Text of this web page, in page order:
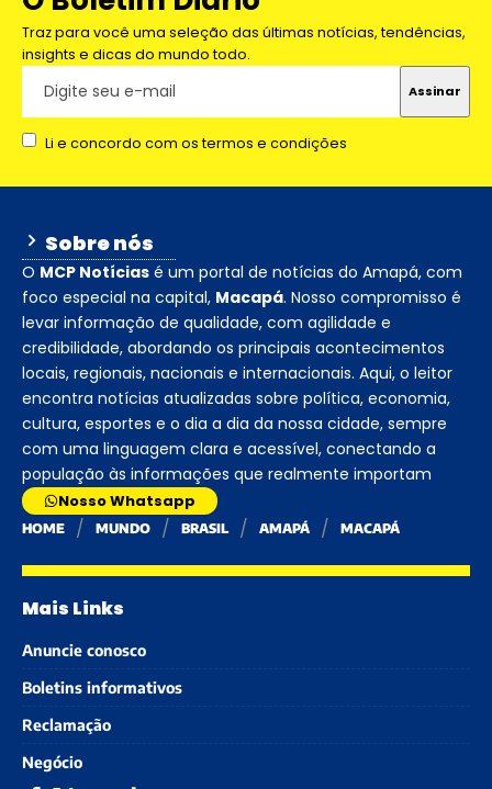
Traz para você uma seleção das últimas notícias, tendências,
insights e dicas do mundo todo.
Li e concordo com os termos e condições
Sobre nós
O MCP Notícias é um portal de notícias do Amapá, com
foco especial na capital, Macapá. Nosso compromisso é
levar informação de qualidade, com agilidade e
credibilidade, abordando os principais acontecimentos
locais, regionais, nacionais e internacionais. Aqui, o leitor
encontra notícias atualizadas sobre política, economia,
cultura, esportes e o dia a dia da nossa cidade, sempre
com uma linguagem clara e acessível, conectando a
população às informações que realmente importam
Nosso Whatsapp
HOME MUNDO BRASIL AMAPÁ MACAPÁ
Mais Links
Anuncie conosco
Boletins informativos
Reclamação
Negócio